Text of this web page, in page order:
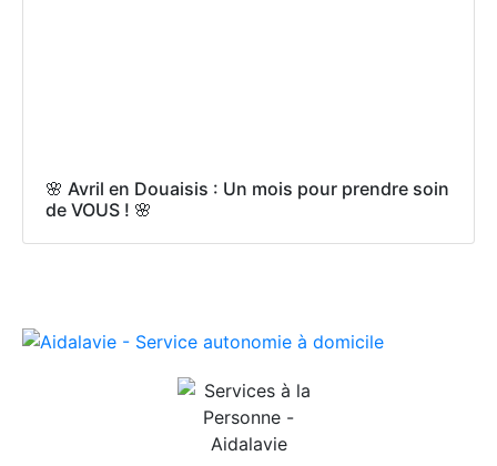
🌸 Avril en Douaisis : Un mois pour prendre soin
de VOUS ! 🌸